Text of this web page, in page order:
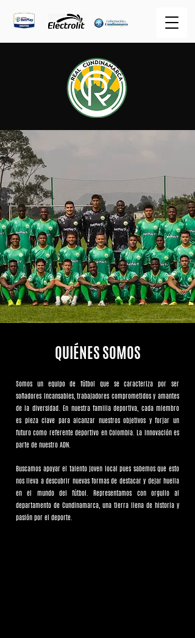
QUIÉNES SOMOS
Somos un equipo de fútbol que se caracteriza por ser
soñadores incansables, trabajadores comprometidos y amantes
de la diversidad. En nuestra familia deportiva, cada miembro
es pieza clave para alcanzar nuestros objetivos y forjar un
futuro como referente deportivo en Colombia. La innovación es
parte de nuestro ADN.
Buscamos apoyar el talento joven local pues sabemos que esto
nos lleva a descubrir nuevas formas de destacar y dejar huella
en el mundo del fútbol. Representamos con orgullo al
departamento de Cundinamarca, una tierra llena de historia y
pasión por el deporte.